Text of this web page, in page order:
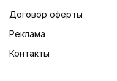
Договор оферты
Реклама
Контакты